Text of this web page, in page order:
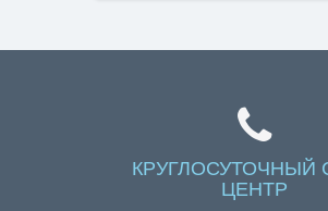
КРУГЛОСУТОЧНЫЙ
ЦЕНТР